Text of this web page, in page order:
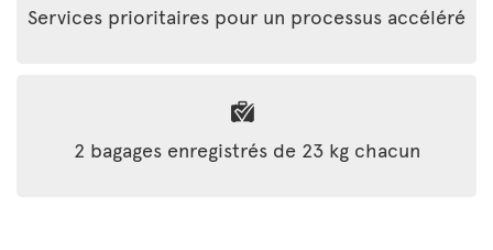
Services prioritaires pour un processus accéléré
2 bagages enregistrés de 23 kg chacun